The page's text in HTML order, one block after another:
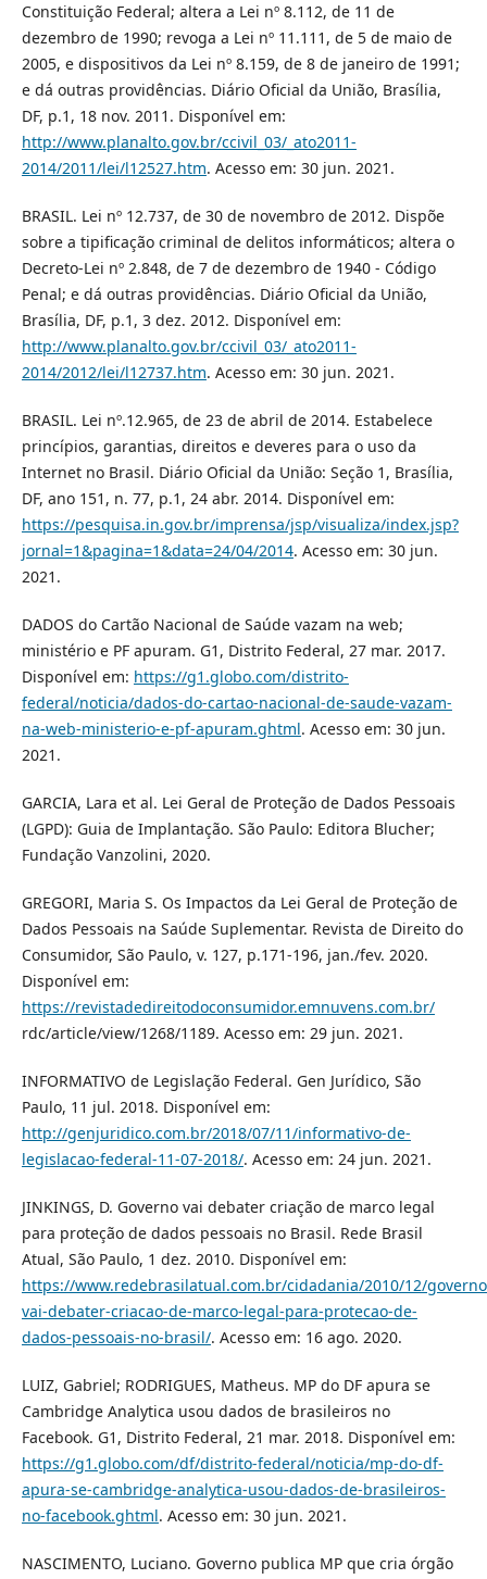
Constituição Federal; altera a Lei nº 8.112, de 11 de
dezembro de 1990; revoga a Lei nº 11.111, de 5 de maio de
2005, e dispositivos da Lei nº 8.159, de 8 de janeiro de 1991;
e dá outras providências. Diário Oficial da União, Brasília,
DF, p.1, 18 nov. 2011. Disponível em:
http://www.planalto.gov.br/ccivil_03/_ato2011-
2014/2011/lei/l12527.htm. Acesso em: 30 jun. 2021.
BRASIL. Lei nº 12.737, de 30 de novembro de 2012. Dispõe
sobre a tipificação criminal de delitos informáticos; altera o
Decreto-Lei nº 2.848, de 7 de dezembro de 1940 - Código
Penal; e dá outras providências. Diário Oficial da União,
Brasília, DF, p.1, 3 dez. 2012. Disponível em:
http://www.planalto.gov.br/ccivil_03/_ato2011-
2014/2012/lei/l12737.htm. Acesso em: 30 jun. 2021.
BRASIL. Lei nº.12.965, de 23 de abril de 2014. Estabelece
princípios, garantias, direitos e deveres para o uso da
Internet no Brasil. Diário Oficial da União: Seção 1, Brasília,
DF, ano 151, n. 77, p.1, 24 abr. 2014. Disponível em:
https://pesquisa.in.gov.br/imprensa/jsp/visualiza/index.jsp?
jornal=1&pagina=1&data=24/04/2014. Acesso em: 30 jun.
2021.
DADOS do Cartão Nacional de Saúde vazam na web;
ministério e PF apuram. G1, Distrito Federal, 27 mar. 2017.
Disponível em: https://g1.globo.com/distrito-
federal/noticia/dados-do-cartao-nacional-de-saude-vazam-
na-web-ministerio-e-pf-apuram.ghtml. Acesso em: 30 jun.
2021.
GARCIA, Lara et al. Lei Geral de Proteção de Dados Pessoais
(LGPD): Guia de Implantação. São Paulo: Editora Blucher;
Fundação Vanzolini, 2020.
GREGORI, Maria S. Os Impactos da Lei Geral de Proteção de
Dados Pessoais na Saúde Suplementar. Revista de Direito do
Consumidor, São Paulo, v. 127, p.171-196, jan./fev. 2020.
Disponível em:
https://revistadedireitodoconsumidor.emnuvens.com.br/
rdc/article/view/1268/1189. Acesso em: 29 jun. 2021.
INFORMATIVO de Legislação Federal. Gen Jurídico, São
Paulo, 11 jul. 2018. Disponível em:
http://genjuridico.com.br/2018/07/11/informativo-de-
legislacao-federal-11-07-2018/. Acesso em: 24 jun. 2021.
JINKINGS, D. Governo vai debater criação de marco legal
para proteção de dados pessoais no Brasil. Rede Brasil
Atual, São Paulo, 1 dez. 2010. Disponível em:
https://www.redebrasilatual.com.br/cidadania/2010/12/
vai-debater-criacao-de-marco-legal-para-protecao-de-
dados-pessoais-no-brasil/. Acesso em: 16 ago. 2020.
LUIZ, Gabriel; RODRIGUES, Matheus. MP do DF apura se
Cambridge Analytica usou dados de brasileiros no
Facebook. G1, Distrito Federal, 21 mar. 2018. Disponível em:
https://g1.globo.com/df/distrito-federal/noticia/mp-do-df-
apura-se-cambridge-analytica-usou-dados-de-brasileiros-
no-facebook.ghtml. Acesso em: 30 jun. 2021.
NASCIMENTO, Luciano. Governo publica MP que cria órgão